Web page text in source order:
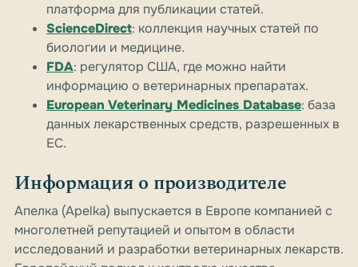
платформа для публикации статей.
ScienceDirect: коллекция научных статей по
биологии и медицине.
FDA: регулятор США, где можно найти
информацию о ветеринарных препаратах.
European Veterinary Medicines Database: база
данных лекарственных средств, разрешенных в
ЕС.
Информация о производителе
Апелка (Apelka) выпускается в Европе компанией с
многолетней репутацией и опытом в области
исследований и разработки ветеринарных лекарств.